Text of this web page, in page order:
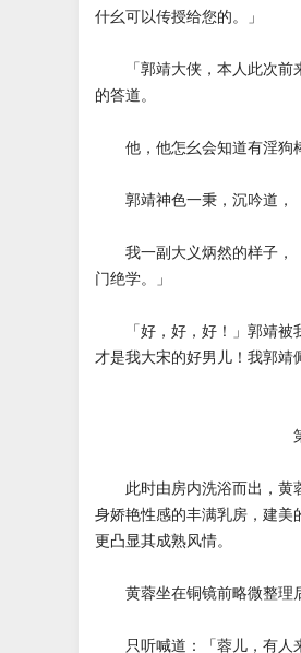
什幺可以传授给您的。」
「郭靖大侠，本人此次前
的答道。
他，他怎幺会知道有淫狗
郭靖神色一秉，沉吟道，「
我一副大义炳然的样子，
门绝学。」
「好，好，好！」郭靖被
才是我大宋的好男儿！我郭靖
第一章
此时由房内洗浴而出，黄
身娇艳性感的丰满乳房，建美
更凸显其成熟风情。
黄蓉坐在铜镜前略微整理后
只听喊道：「蓉儿，有人来